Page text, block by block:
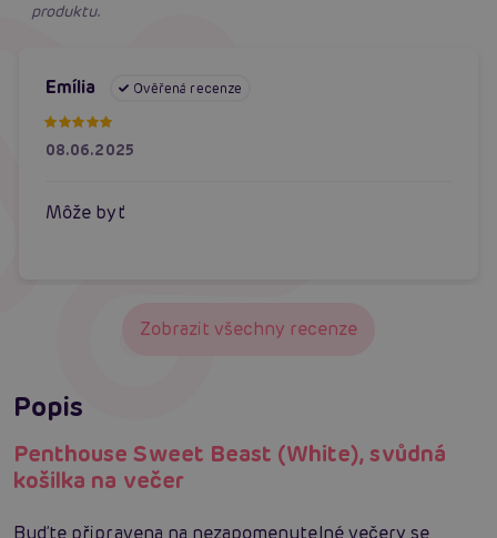
produktu.
Emília Ověřená recenze
08.06.2025
Môže byť
Zobrazit všechny recenze
Popis
Penthouse Sweet Beast (White), svůdná
košilka na večer
Buďte připravena na nezapomenutelné večery se